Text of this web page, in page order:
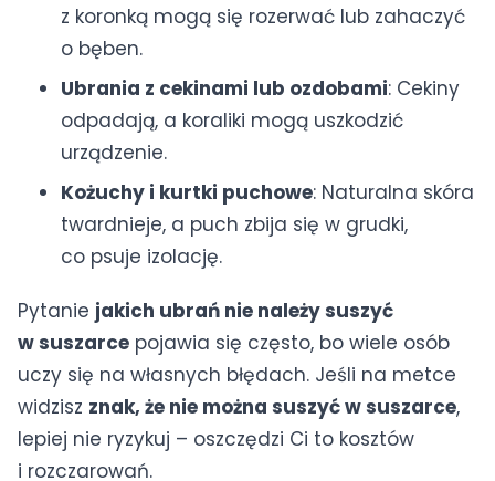
z koronką mogą się rozerwać lub zahaczyć
o bęben.
Ubrania z cekinami lub ozdobami: Cekiny
odpadają, a koraliki mogą uszkodzić
urządzenie.
Kożuchy i kurtki puchowe: Naturalna skóra
twardnieje, a puch zbija się w grudki,
co psuje izolację.
Pytanie jakich ubrań nie należy suszyć
w suszarce pojawia się często, bo wiele osób
uczy się na własnych błędach. Jeśli na metce
widzisz znak, że nie można suszyć w suszarce,
lepiej nie ryzykuj – oszczędzi Ci to kosztów
i rozczarowań.